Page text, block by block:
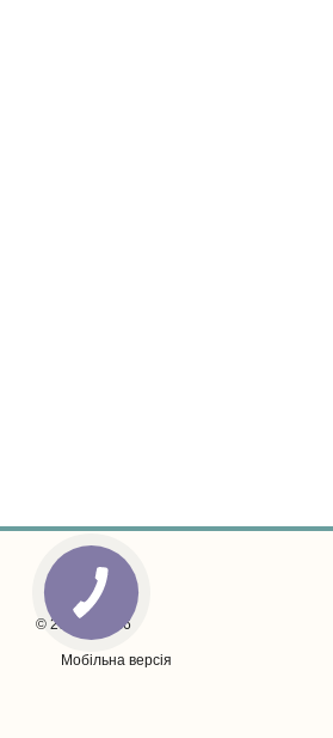
© 2020—2026
Мобільна версія